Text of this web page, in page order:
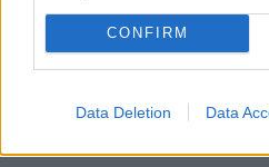
CONFIRM
Data Deletion Data
Το άρθρο δεν έχει ακόμα
★★★